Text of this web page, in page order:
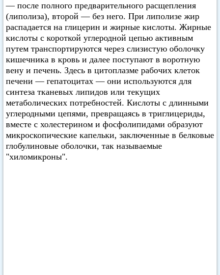
— после полного предварительного расщепления
(липолиза), второй — без него. При липолизе жир
распадается на глицерин и жирные кислоты. Жирные
кислоты с короткой углеродной цепью активным
путем транспортируются через слизистую оболочку
кишечника в кровь и далее поступают в воротную
вену и печень. Здесь в цитоплазме рабочих клеток
печени — гепатоцитах — они используются для
синтеза тканевых липидов или текущих
метаболических потребностей. Кислоты с длинными
углеродными цепями, превращаясь в триглицериды,
вместе с холестерином и фосфолипидами образуют
микроскопические капельки, заключенные в белковые
глобулиновые оболочки, так называемые
"хиломикроны".